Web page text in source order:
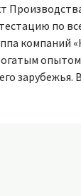
по
компаний